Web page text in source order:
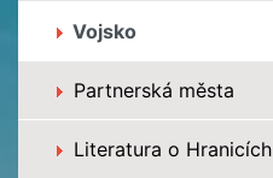
Vojsko
Partnerská města
Literatura o Hranicích